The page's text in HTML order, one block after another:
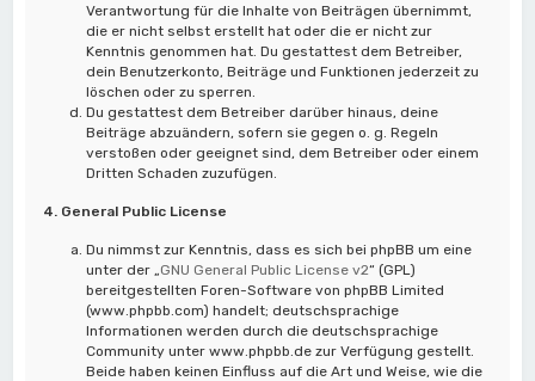
Verantwortung für die Inhalte von Beiträgen übernimmt,
die er nicht selbst erstellt hat oder die er nicht zur
Kenntnis genommen hat. Du gestattest dem Betreiber,
dein Benutzerkonto, Beiträge und Funktionen jederzeit zu
löschen oder zu sperren.
Du gestattest dem Betreiber darüber hinaus, deine
Beiträge abzuändern, sofern sie gegen o. g. Regeln
verstoßen oder geeignet sind, dem Betreiber oder einem
Dritten Schaden zuzufügen.
4. General Public License
Du nimmst zur Kenntnis, dass es sich bei phpBB um eine
unter der „GNU General Public License v2“ (GPL)
bereitgestellten Foren-Software von phpBB Limited
(www.phpbb.com) handelt; deutschsprachige
Informationen werden durch die deutschsprachige
Community unter www.phpbb.de zur Verfügung gestellt.
Beide haben keinen Einfluss auf die Art und Weise, wie die